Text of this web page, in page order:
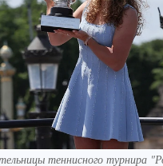
теннисного турнира